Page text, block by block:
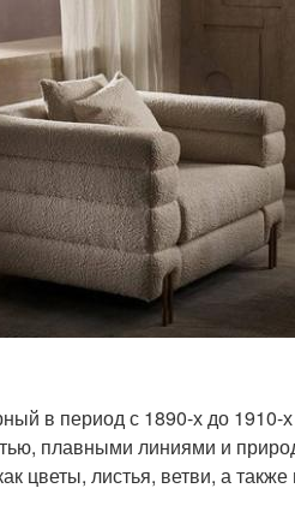
в период с 1890-х до 1910-х
плавными линиями и
цветы, листья, ветви, а